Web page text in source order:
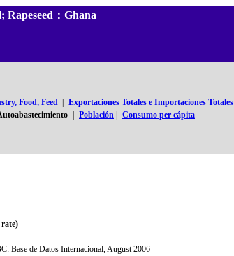
Rapeseed：Ghana
Food, Feed Exportaciones Totales e Importaciones Totales
Población Consumo per cápita
Base de Datos Internacional, August 2006